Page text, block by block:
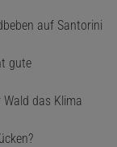
auf Santorini
gute
Wald das Klima